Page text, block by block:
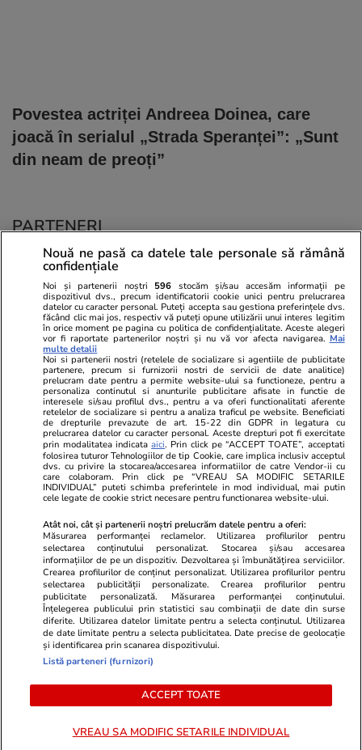
Povestea actriței Andreea Doinea, care
joacă în serialul „Strada Speranței”: „Sunt
din neam de preoți”
PARTENERI
Viva.ro
"Nici acum nu îi știu bine. Nu îi știu familia".
A tăcut luni întregi, dar acum Gina Matache a
spus adevărul despre relația cu ginerele ei,
Radu Siffr...
Unica.ro
Nu și ei! S-au
căsnicie! Cei doi
secret. Nimeni
motiv al
© 2026 Ringier Romania. Toate drepturile rezervate
Actualizare preferințe cookies
Nouă ne pasă ca datele tale personale să rămână
confidențiale
Noi și partenerii noștri 596 stocăm și/sau accesăm informații pe
dispozitivul dvs., precum identificatorii cookie unici pentru prelucrarea
datelor cu caracter personal. Puteți accepta sau gestiona preferințele dvs.
făcând clic mai jos, respectiv vă puteți opune utilizării unui interes legitim
în orice moment pe pagina cu politica de confidențialitate. Aceste alegeri
vor fi raportate partenerilor noștri și nu vă vor afecta navigarea. Mai
multe detalii
Noi si partenerii nostri (retelele de socializare si agentiile de publicitate
partenere, precum si furnizorii nostri de servicii de date analitice)
prelucram date pentru a permite website-ului sa functioneze, pentru a
personaliza continutul si anunturile publicitare afisate in functie de
interesele si/sau profilul dvs., pentru a va oferi functionalitati aferente
retelelor de socializare si pentru a analiza traficul pe website. Beneficiati
de drepturile prevazute de art. 15-22 din GDPR in legatura cu
prelucrarea datelor cu caracter personal. Aceste drepturi pot fi exercitate
prin modalitatea indicataaici. Prin click pe “ACCEPT TOATE”, acceptati
folosirea tuturor Tehnologiilor de tip Cookie, care implica inclusiv acceptul
dvs. cu privire la stocarea/accesarea informatiilor de catre Vendor-ii cu
care colaboram. Prin click pe “VREAU SA MODIFIC SETARILE
INDIVIDUAL” puteti schimba preferintele in mod individual, mai putin
cele legate de cookie strict necesare pentru functionarea website-ului.
Atât noi, cât și partenerii noștri prelucrăm datele pentru a oferi:
Măsurarea performanței reclamelor. Utilizarea profilurilor pentru
selectarea conținutului personalizat. Stocarea și/sau accesarea
informațiilor de pe un dispozitiv. Dezvoltarea și îmbunătățirea serviciilor.
Crearea profilurilor de conținut personalizat. Utilizarea profilurilor pentru
selectarea publicității personalizate. Crearea profilurilor pentru
publicitate personalizată. Măsurarea performanței conținutului.
Înțelegerea publicului prin statistici sau combinații de date din surse
diferite. Utilizarea datelor limitate pentru a selecta conținutul. Utilizarea
de date limitate pentru a selecta publicitatea. Date precise de geolocație
și identificarea prin scanarea dispozitivului.
Listă parteneri (furnizori)
ACCEPT TOATE
VREAU SA MODIFIC SETARILE INDIVIDUAL